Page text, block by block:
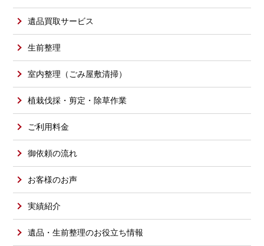
遺品買取サービス
生前整理
室内整理（ごみ屋敷清掃）
植栽伐採・剪定・除草作業
ご利用料金
御依頼の流れ
お客様のお声
実績紹介
遺品・生前整理のお役立ち情報